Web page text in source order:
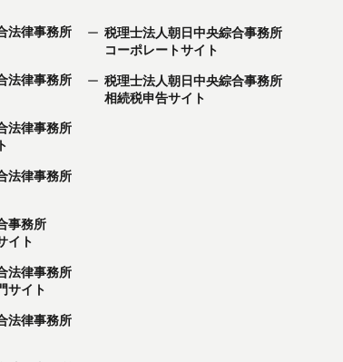
法律事務所
法律事務所
法律事務所
法律事務所
事務所
イト
法律事務所
サイト
法律事務所
税理士法人朝日中央綜合事務所
コーポレートサイト
税理士法人朝日中央綜合事務所
相続税申告サイト